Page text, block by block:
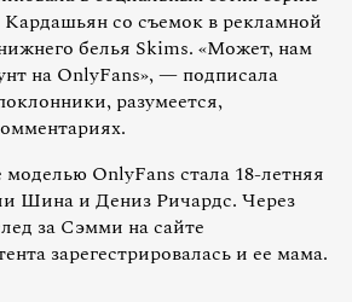
со съемок в рекламной
белья Skims. «Может, нам
на OnlyFans», — подписала
разумеется,
OnlyFans стала 18-летняя
Шина и Дениз Ричардс. Через
за Сэмми на сайте
зарегестрировалась и ее мама.